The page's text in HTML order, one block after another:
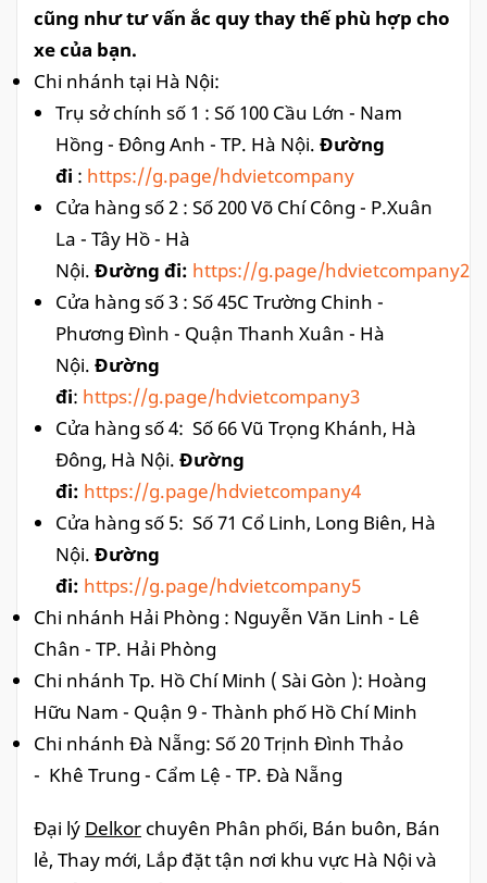
cũng như tư vấn ắc quy thay thế phù hợp cho
xe của bạn.
Chi nhánh tại Hà Nội:
Trụ sở chính số 1 : Số 100 Cầu Lớn - Nam
Hồng - Đông Anh - TP. Hà Nội. Đường
đi : https://g.page/hdvietcompany
Cửa hàng số 2 : Số 200 Võ Chí Công - P.Xuân
La - Tây Hồ - Hà
Nội. Đường đi: https://g.page/hdvietcompany2
Cửa hàng số 3 : Số 45C Trường Chinh -
Phương Đình - Quận Thanh Xuân - Hà
Nội. Đường
đi: https://g.page/hdvietcompany3
Cửa hàng số 4: Số 66 Vũ Trọng Khánh, Hà
Đông, Hà Nội. Đường
đi: https://g.page/hdvietcompany4
Cửa hàng số 5: Số 71 Cổ Linh, Long Biên, Hà
Nội. Đường
đi: https://g.page/hdvietcompany5
Chi nhánh Hải Phòng : Nguyễn Văn Linh - Lê
Chân - TP. Hải Phòng
Chi nhánh Tp. Hồ Chí Minh ( Sài Gòn ): Hoàng
Hữu Nam - Quận 9 - Thành phố Hồ Chí Minh
Chi nhánh Đà Nẵng: Số 20 Trịnh Đình Thảo
- Khê Trung - Cẩm Lệ - TP. Đà Nẵng
Đại lý Delkor chuyên Phân phối, Bán buôn, Bán
lẻ, Thay mới, Lắp đặt tận nơi khu vực Hà Nội và